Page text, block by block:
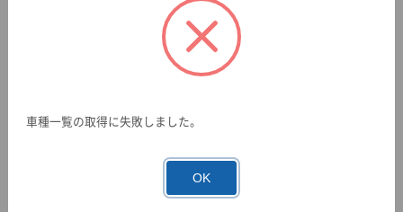
車種一覧の取得に失敗しました。
OK